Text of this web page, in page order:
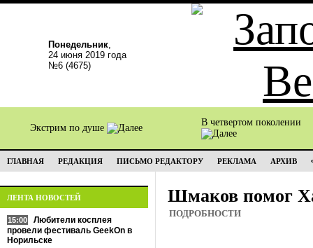
Понедельник,
24 июня 2019 года
№6 (4675)
Экстрим по душе
В четвертом поколении
ГЛАВНАЯ РЕДАКЦИЯ ПИСЬМО РЕДАКТОРУ РЕКЛАМА АРХИВ
ЛЕНТА НОВОСТЕЙ
15:00
Любители косплея
провели фестиваль GeekOn в
Норильске
Шмаков помог
ПОДРОБНОСТИ